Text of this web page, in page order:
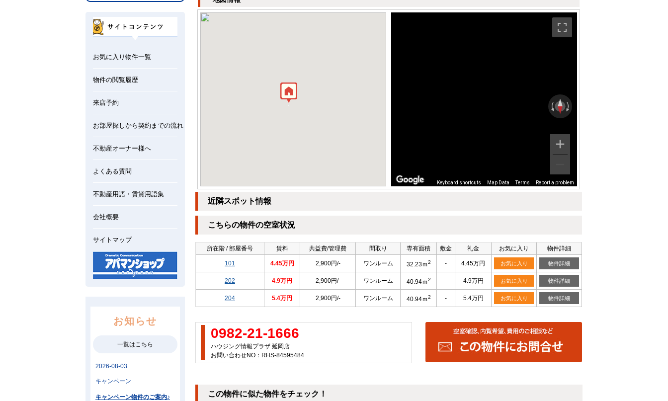
Keyboard shortcuts Map Data Terms Report a problem
近隣スポット情報
こちらの物件の空室状況
所在階 / 部屋番号 賃料 共益費/管理費 間取り 専有面積 敷金 礼金 お気に入り 物件詳細
101 4.45万円 2,900円/- ワンルーム 32.23ｍ2 - 4.45万円 お気に入り 物件詳細
202 4.9万円 2,900円/- ワンルーム 40.94ｍ2 - 4.9万円 お気に入り 物件詳細
204 5.4万円 2,900円/- ワンルーム 40.94ｍ2 - 5.4万円 お気に入り 物件詳細
0982-21-1666
ハウジング情報プラザ 延岡店
お問い合わせNO：RHS-84595484
この物件に似た物件をチェック！
お気に入り物件一覧
物件の閲覧履歴
来店予約
お部屋探しから契約までの流れ
不動産オーナー様へ
よくある質問
不動産用語・賃貸用語集
会社概要
サイトマップ
お知らせ
一覧はこちら